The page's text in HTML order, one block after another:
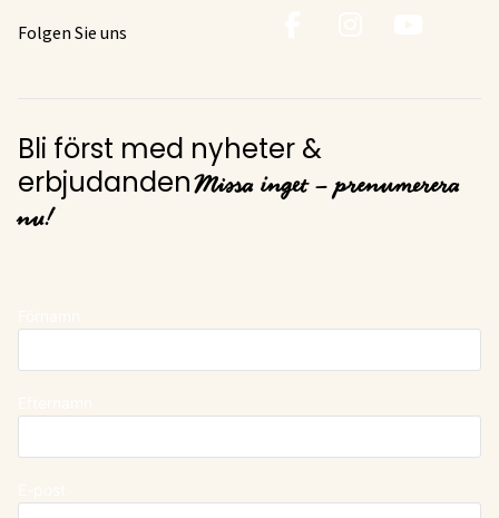
Folgen Sie uns
Bli först med nyheter &
erbjudanden Missa inget – prenumerera
nu!